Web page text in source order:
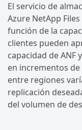
El servicio de
Azure NetApp
función de la
clientes pueden
capacidad de ANF
en incrementos de
entre regiones
replicación
del volumen de